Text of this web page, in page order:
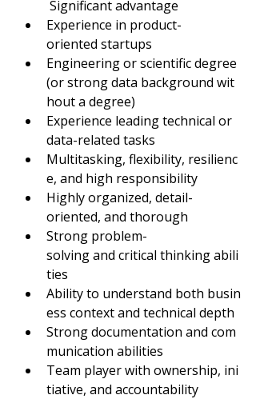
Significant advantage
Experience in product-
oriented startups
Engineering or scientific degree
(or strong data background wit
hout a degree)
Experience leading technical or
data-related tasks
Multitasking, flexibility, resilienc
e, and high responsibility
Highly organized, detail-
oriented, and thorough
Strong problem-
solving and critical thinking abili
ties
Ability to understand both busin
ess context and technical depth
Strong documentation and com
munication abilities
Team player with ownership, ini
tiative, and accountability